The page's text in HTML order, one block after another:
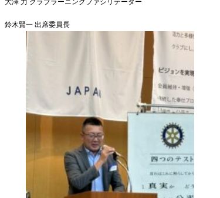
大澤 力 クラブラーニングファシリテーター
鈴木賢一 出席委員長